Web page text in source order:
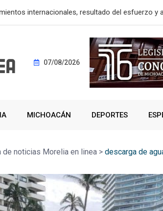
internacionales, resultado del esfuerzo y
07/08/2026
MICHOACÁN DEPORTES
de noticias Morelia en linea > descarga de